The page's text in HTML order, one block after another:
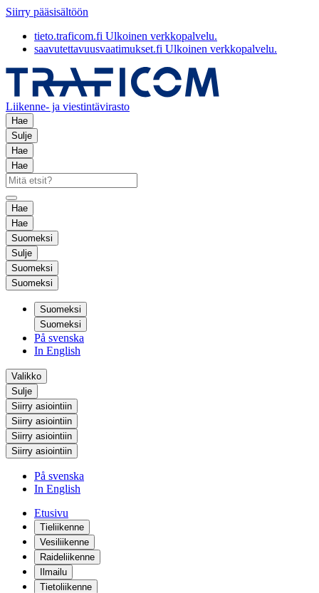
Siirry pääsisältöön
tieto.traficom.fi Ulkoinen verkkopalvelu.
saavutettavuusvaatimukset.fi Ulkoinen verkkopalvelu.
Liikenne- ja viestintävirasto
Hae
Sulje
Hae
Hae
Hae
Hae
Suomeksi
Sulje
Suomeksi
Suomeksi
Suomeksi
Suomeksi
På svenska
In English
Valikko
Sulje
Siirry asiointiin
Siirry asiointiin
Siirry asiointiin
Siirry asiointiin
På svenska
In English
Etusivu
Tieliikenne
Vesiliikenne
Raideliikenne
Ilmailu
Tietoliikenne